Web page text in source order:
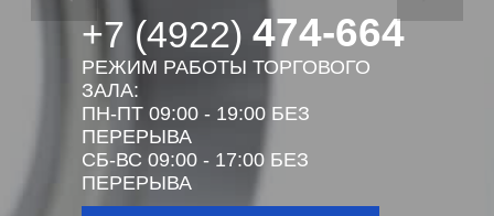
+7 (4922) 474-664
РЕЖИМ РАБОТЫ ТОРГОВОГО
ЗАЛА:
ПН-ПТ 09:00 - 19:00 БЕЗ
ПЕРЕРЫВА
СБ-ВС 09:00 - 17:00 БЕЗ
ПЕРЕРЫВА